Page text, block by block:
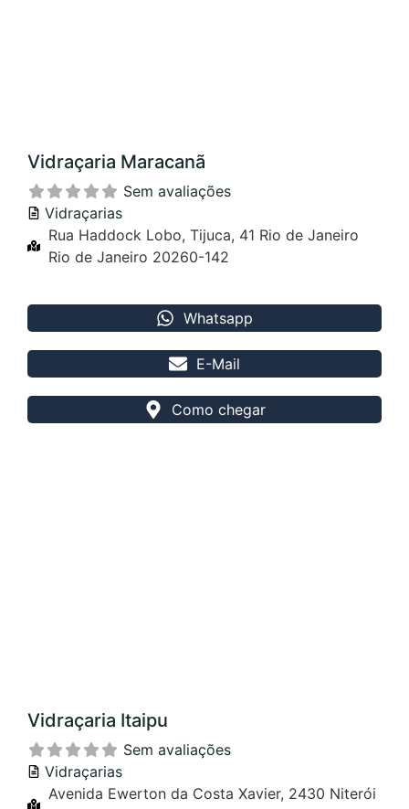
Vidraçaria Maracanã
Sem avaliações
Vidraçarias
Rua Haddock Lobo, Tijuca, 41 Rio de Janeiro
Rio de Janeiro 20260-142
Whatsapp
E-Mail
Como chegar
Vidraçaria Itaipu
Sem avaliações
Vidraçarias
Avenida Ewerton da Costa Xavier, 2430 Niterói